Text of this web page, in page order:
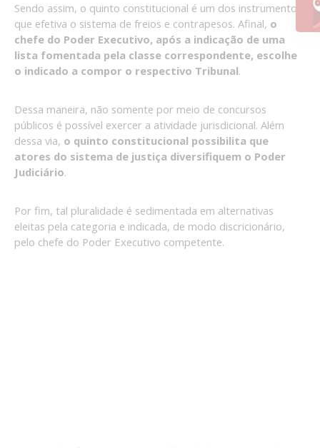
Sendo assim, o quinto constitucional é um dos instrumentos
que efetiva o sistema de freios e contrapesos. Afinal, o
chefe do Poder Executivo, após a indicação de uma
lista fomentada pela classe correspondente, escolhe
o indicado a compor o respectivo Tribunal.
Dessa maneira, não somente por meio de concursos
públicos é possível exercer a atividade jurisdicional. Além
dessa via, o quinto constitucional possibilita que
atores do sistema de justiça diversifiquem o Poder
Judiciário.
Por fim, tal pluralidade é sedimentada em alternativas
eleitas pela categoria e indicada, de modo discricionário,
pelo chefe do Poder Executivo competente.